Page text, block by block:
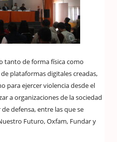
tanto de forma física como
plataformas digitales creadas,
para ejercer violencia desde el
a organizaciones de la sociedad
defensa, entre las que se
Futuro, Oxfam, Fundar y